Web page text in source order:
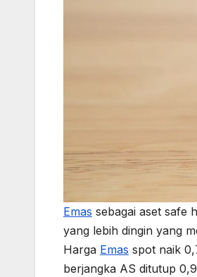
Emas sebagai aset safe
yang lebih dingin yang
Harga Emas spot naik
berjangka AS ditutup